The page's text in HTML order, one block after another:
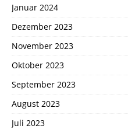
Januar 2024
Dezember 2023
November 2023
Oktober 2023
September 2023
August 2023
Juli 2023